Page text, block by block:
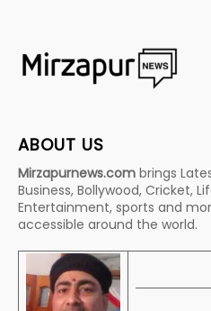
ABOUT US
Mirzapurnews.com brings
Business, Bollywood, Cricket,
Entertainment, sports and
accessible around the world.